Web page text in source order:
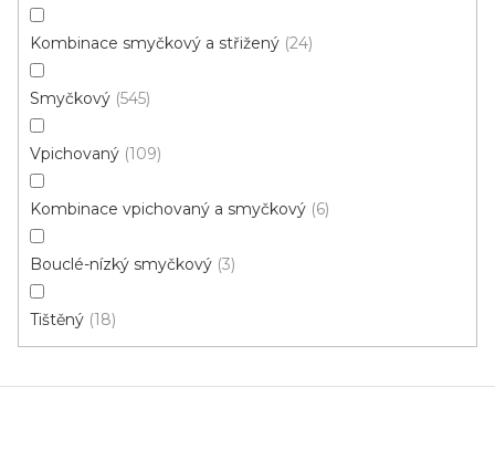
Kombinace smyčkový a střižený 24
Smyčkový 545
Vpichovaný 109
Kombinace vpichovaný a smyčkový 6
Bouclé-nízký smyčkový 3
Tištěný 18
4 m